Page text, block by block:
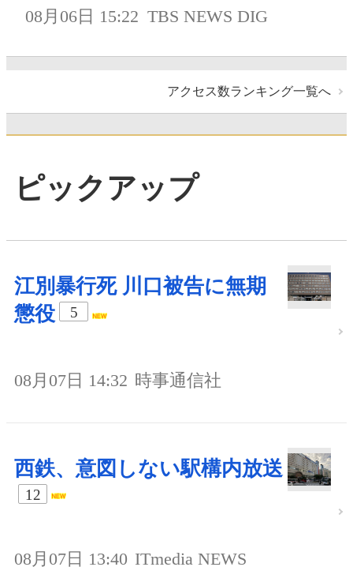
08月06日 15:22 TBS NEWS DIG
アクセス数ランキング一覧へ
ピックアップ
江別暴行死 川口被告に無期
懲役
5
08月07日 14:32 時事通信社
西鉄、意図しない駅構内放送
12
08月07日 13:40 ITmedia NEWS